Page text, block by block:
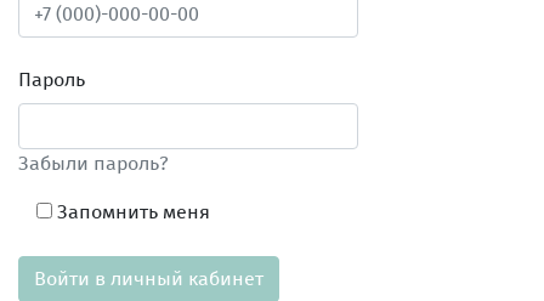
Пароль
Забыли пароль?
Запомнить меня
Войти в личный кабинет